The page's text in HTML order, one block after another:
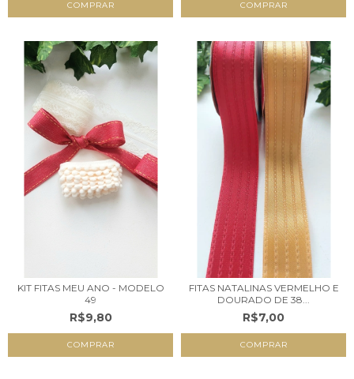
KIT FITAS MEU ANO - MODELO
49
R$9,80
FITAS NATALINAS VERMELHO E
DOURADO DE 38...
R$7,00
COMPRAR